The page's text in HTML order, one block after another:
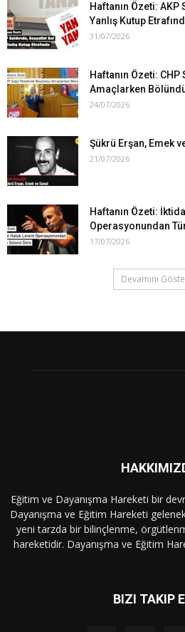
Haftanın Özeti:
Yanlış Kutup
31/07/2026
Haftanın Özeti:
Amaçlarken
24/07/2026
Şükrü Erşan, Emek
21/07/2026
Haftanın Özeti:
Operasyonundan
17/07/2026
Devamını
Eğitim ve Dayanışma Hareketi bir
Dayanışma ve Eğitim Hareketi
yeni tarzda bir bilinçlenme,
hareketidir. Dayanışma ve Eğitim
BIZI TAKIP